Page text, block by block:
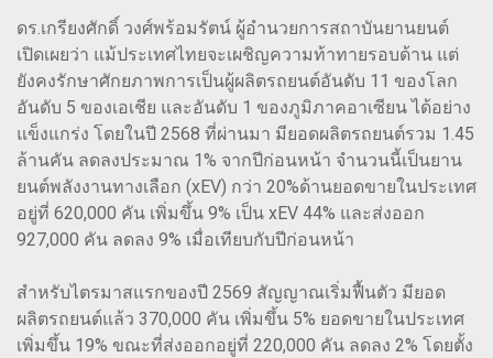
ดร.เกรียงศักดิ์ วงศ์พร้อมรัตน์ ผู้อำนวยการสถาบันยานยนต์
เปิดเผยว่า แม้ประเทศไทยจะเผชิญความท้าทายรอบด้าน แต่
ยังคงรักษาศักยภาพการเป็นผู้ผลิตรถยนต์อันดับ 11 ของโลก
อันดับ 5 ของเอเชีย และอันดับ 1 ของภูมิภาคอาเซียน ได้อย่าง
แข็งแกร่ง โดยในปี 2568 ที่ผ่านมา มียอดผลิตรถยนต์รวม 1.45
ล้านคัน ลดลงประมาณ 1% จากปีก่อนหน้า จำนวนนี้เป็นยาน
ยนต์พลังงานทางเลือก (xEV) กว่า 20%ด้านยอดขายในประเทศ
อยู่ที่ 620,000 คัน เพิ่มขึ้น 9% เป็น xEV 44% และส่งออก
927,000 คัน ลดลง 9% เมื่อเทียบกับปีก่อนหน้า
สำหรับไตรมาสแรกของปี 2569 สัญญาณเริ่มฟื้นตัว มียอด
ผลิตรถยนต์แล้ว 370,000 คัน เพิ่มขึ้น 5% ยอดขายในประเทศ
เพิ่มขึ้น 19% ขณะที่ส่งออกอยู่ที่ 220,000 คัน ลดลง 2% โดยตั้ง